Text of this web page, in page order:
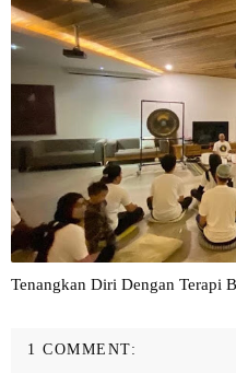
Tenangkan Diri Dengan Terapi
1 COMMENT: